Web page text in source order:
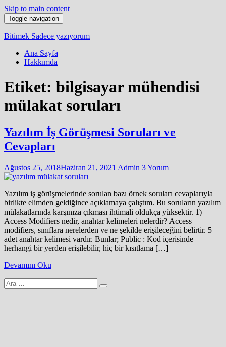
Skip to main content
Toggle navigation
Bitimek Sadece yazıyorum
Ana Sayfa
Hakkımda
Etiket: bilgisayar mühendisi
mülakat soruları
Yazılım İş Görüşmesi Soruları ve
Cevapları
Ağustos 25, 2018Haziran 21, 2021 Admin 3 Yorum
Yazılım iş görüşmelerinde sorulan bazı örnek soruları cevaplarıyla
birlikte elimden geldiğince açıklamaya çalıştım. Bu soruların yazılım
mülakatlarında karşınıza çıkması ihtimali oldukça yüksektir. 1)
Access Modifiers nedir, anahtar kelimeleri nelerdir? Access
modifiers, sınıflara nerelerden ve ne şekilde erişileceğini belirtir. 5
adet anahtar kelimesi vardır. Bunlar; Public : Kod içerisinde
herhangi bir yerden erişilebilir, hiç bir kısıtlama […]
Devamını Oku
Arama
yap: